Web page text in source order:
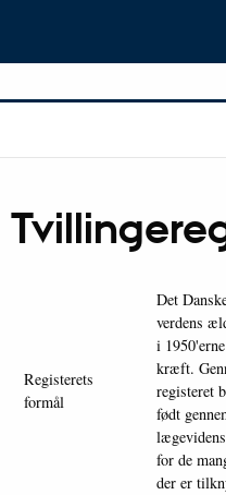
Registerets
formål
Det
verdens
i
kræft.
registeret
født
for de
der er